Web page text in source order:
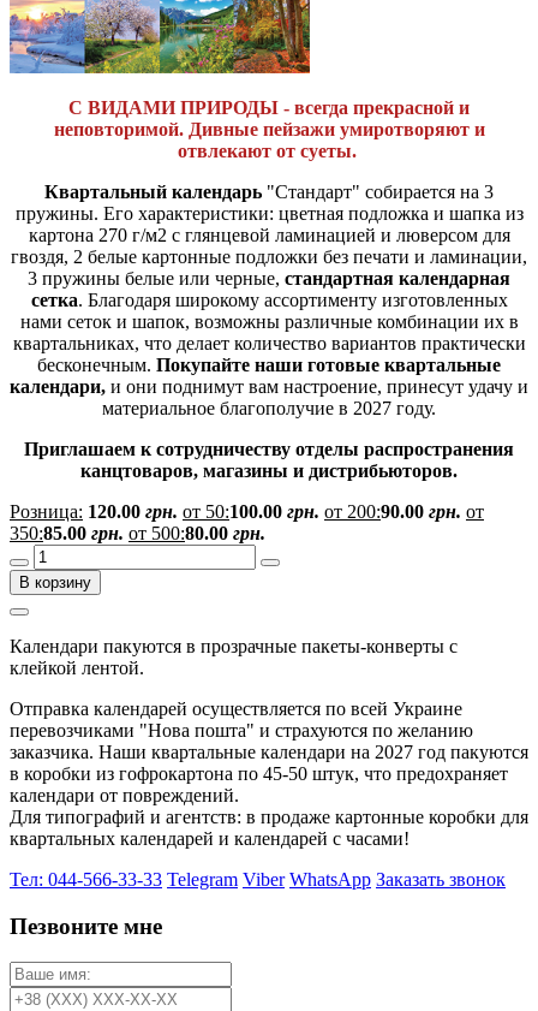
С ВИДАМИ ПРИРОДЫ - всегда прекрасной и
неповторимой. Дивные пейзажи умиротворяют и
отвлекают от суеты.
Квартальный календарь "Стандарт" собирается на 3
пружины. Его характеристики: цветная подложка и шапка из
картона 270 г/м2 с глянцевой ламинацией и люверсом для
гвоздя, 2 белые картонные подложки без печати и ламинации,
3 пружины белые или черные, стандартная календарная
сетка. Благодаря широкому ассортименту изготовленных
нами сеток и шапок, возможны различные комбинации их в
квартальниках, что делает количество вариантов практически
бесконечным. Покупайте наши готовые квартальные
календари, и они поднимут вам настроение, принесут удачу и
материальное благополучие в 2027 году.
Приглашаем к сотрудничеству отделы распространения
канцтоваров, магазины и дистрибьюторов.
Розница: 120.00 грн. от 50:100.00 грн. от 200:90.00 грн. от
350:85.00 грн. от 500:80.00 грн.
В корзину
Календари пакуются в прозрачные пакеты-конверты с
клейкой лентой.
Отправка календарей осуществляется по всей Украине
перевозчиками "Нова пошта" и страхуются по желанию
заказчика. Наши квартальные календари на 2027 год пакуются
в коробки из гофрокартона по 45-50 штук, что предохраняет
календари от повреждений.
Для типографий и агентств: в продаже картонные коробки для
квартальных календарей и календарей с часами!
Тел: 044-566-33-33 Telegram Viber WhatsApp Заказать звонок
Пезвоните мне